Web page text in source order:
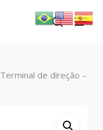
search
Menu
Terminal de direção –